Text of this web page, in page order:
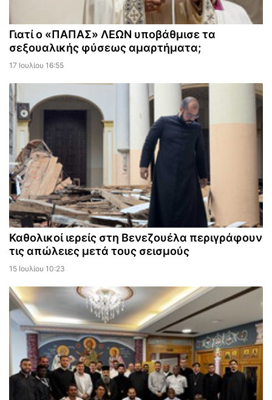
Γιατί ο «ΠΑΠΑΣ» ΛΕΩΝ υποβάθμισε τα
σεξουαλικής φύσεως αμαρτήματα;
17 Ιουλίου 16:55
Καθολικοί ιερείς στη Βενεζουέλα περιγράφουν
τις απώλειες μετά τους σεισμούς
15 Ιουλίου 10:23